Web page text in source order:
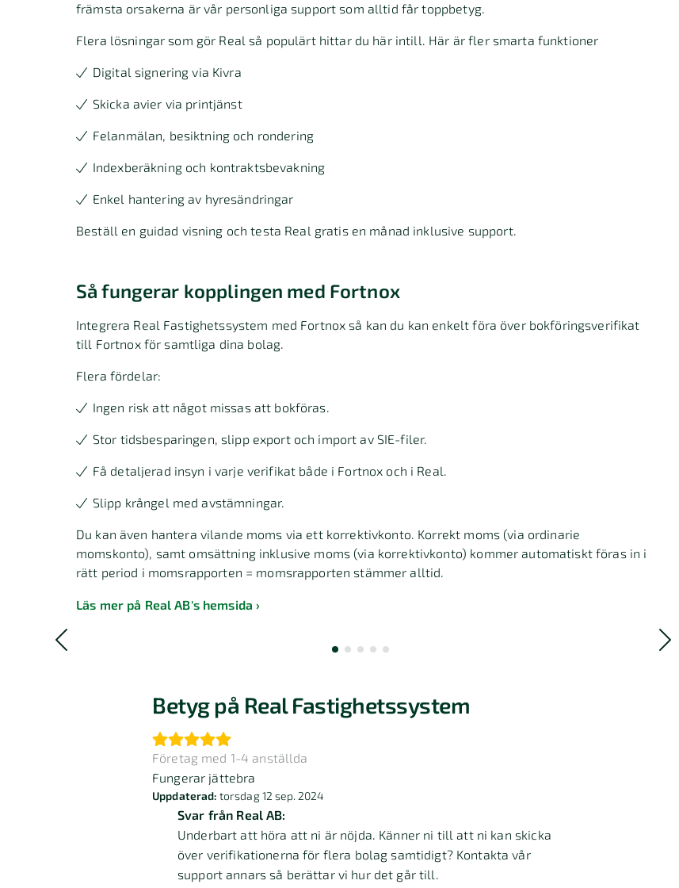
främsta orsakerna är vår personliga support som alltid får toppbetyg.
Flera lösningar som gör Real så populärt hittar du här intill. Här är fler smarta funktioner
Digital signering via Kivra
Skicka avier via printjänst
Felanmälan, besiktning och rondering
Indexberäkning och kontraktsbevakning
Enkel hantering av hyresändringar
Beställ en guidad visning och testa Real gratis en månad inklusive support.
Så fungerar kopplingen med Fortnox
Integrera Real Fastighetssystem med Fortnox så kan du kan enkelt föra över bokföringsverifikat
till Fortnox för samtliga dina bolag.
Flera fördelar:
Ingen risk att något missas att bokföras.
Stor tidsbesparingen, slipp export och import av SIE-filer.
Få detaljerad insyn i varje verifikat både i Fortnox och i Real.
Slipp krångel med avstämningar.
Du kan även hantera vilande moms via ett korrektivkonto. Korrekt moms (via ordinarie
momskonto), samt omsättning inklusive moms (via korrektivkonto) kommer automatiskt föras in i
rätt period i momsrapporten = momsrapporten stämmer alltid.
Läs mer på Real AB's hemsida
Betyg på Real Fastighetssystem
Företag med 1-4 anställda
Fungerar jättebra
Uppdaterad: torsdag 12 sep. 2024
Svar från Real AB:
Underbart att höra att ni är nöjda. Känner ni till att ni kan skicka
över verifikationerna för flera bolag samtidigt? Kontakta vår
support annars så berättar vi hur det går till.